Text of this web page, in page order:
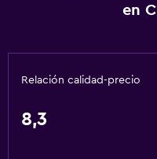
en
Relación calidad-precio
8,3